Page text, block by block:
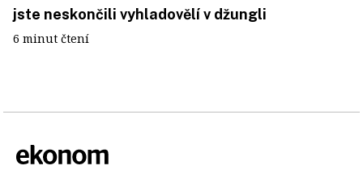
jste neskončili vyhladovělí v džungli
6 minut čtení